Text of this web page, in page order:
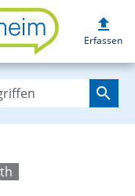
upload
Erfassen
search